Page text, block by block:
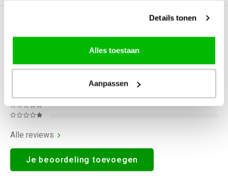
Details tonen
Alles toestaan
Aanpassen
BEOORDELINGEN
Alle reviews
Je beoordeling toevoegen